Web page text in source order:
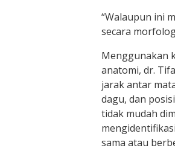
“Walaupun ini
secara
Menggunakan
anatomi, dr.
jarak antar
dagu, dan
tidak mudah
sama atau